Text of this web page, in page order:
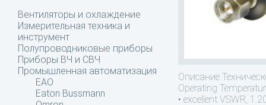
Вентиляторы и охлаждение
Измерительная техника и
инструмент
Полупроводниковые приборы
Приборы ВЧ и СВЧ
Промышленная автоматизация
EAO
Eaton Bussmann
Описание
Operating
• excellent VSWR,